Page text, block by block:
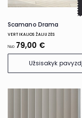
Scamano Drama
VERTIKALIOS ŽALIUZĖS
Nuo 79,00 €
Užsisakyk pavyzdį